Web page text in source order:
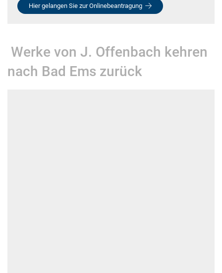
Hier gelangen Sie zur Onlinebeantragung
Werke von J. Offenbach kehren
nach Bad Ems zurück